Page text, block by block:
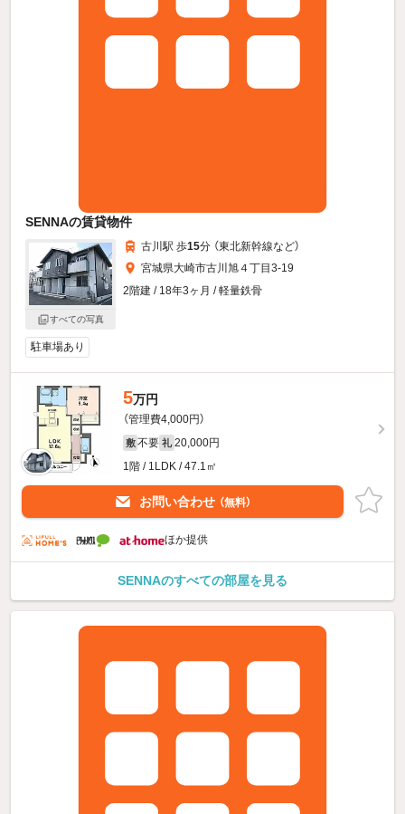
SENNAの賃貸物件
すべての写真
古川駅 歩15分 （東北新幹線など）
宮城県大崎市古川旭４丁目3-19
2階建 / 18年3ヶ月 / 軽量鉄骨
駐車場あり
5万円
（管理費4,000円）
敷 不要 礼 20,000円
1階 / 1LDK / 47.1㎡
お問い合わせ （無料）
ほか提供
SENNAのすべての部屋を見る